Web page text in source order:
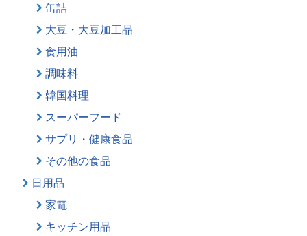
缶詰
大豆・大豆加工品
食用油
調味料
韓国料理
スーパーフード
サプリ・健康食品
その他の食品
日用品
家電
キッチン用品